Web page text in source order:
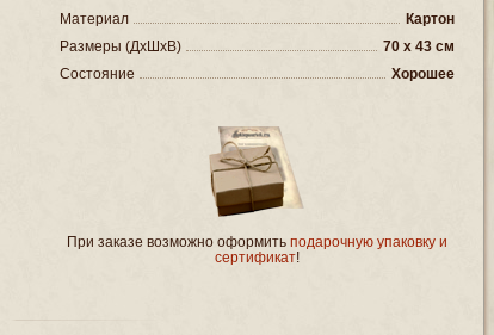
Материал
Картон
Размеры (ДxШxВ)
70 x 43 см
Состояние
Хорошее
При заказе возможно оформить подарочную упаковку и
сертификат!